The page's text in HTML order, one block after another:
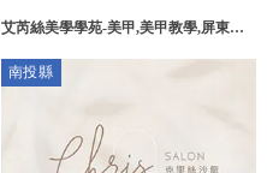
艾芮絲美學學苑-美甲,美甲教學,屏東美
東美睫教學
南投縣